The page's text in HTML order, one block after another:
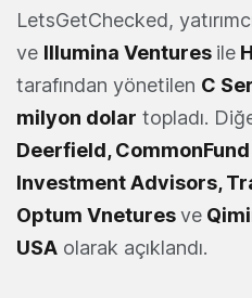
LetsGetChecked,
ve Illumina Ventures ile
tarafından yönetilen C
milyon dolar topladı.
Deerfield,
Investment Advisors,
Optum Vneturesve
USA olarak açıklandı.